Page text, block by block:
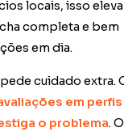
locais, isso eleva
completa e bem
em dia.
cuidado extra.
em perfis
o problema.